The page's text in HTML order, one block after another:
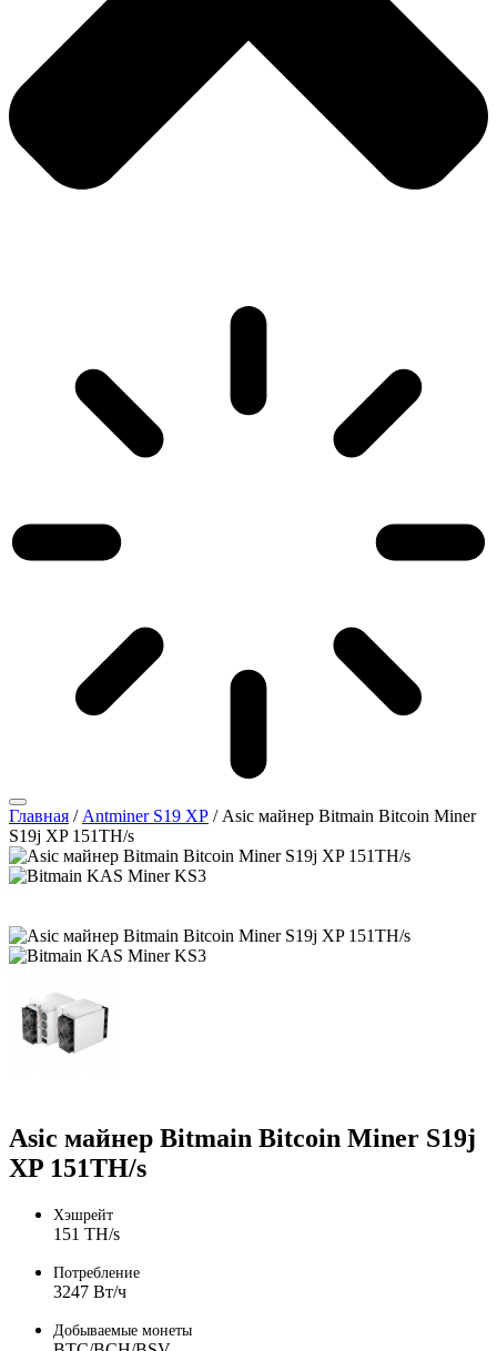
Главная / Antminer S19 XP / Asic майнер Bitmain Bitcoin Miner
S19j XP 151TH/s
Asic майнер Bitmain Bitcoin Miner S19j
XP 151TH/s
Хэшрейт
151 TH/s
Потребление
3247 Вт/ч
Добываемые монеты